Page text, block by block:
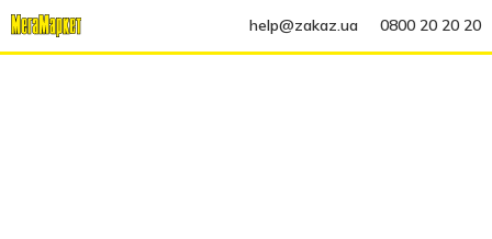
help@zakaz.ua 0800 20 20 20